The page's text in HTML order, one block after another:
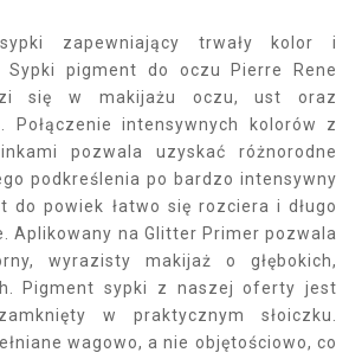
zapewniający trwały kolor i
Sypki pigment do oczu Pierre Rene
się w makijażu oczu, ust oraz
Połączenie intensywnych kolorów z
pozwala uzyskać różnorodne
podkreślenia po bardzo intensywny
do powiek łatwo się rozciera i długo
Aplikowany na Glitter Primer pozwala
wyrazisty makijaż o głębokich,
Pigment sypki z naszej oferty jest
w praktycznym słoiczku.
wagowo, a nie objętościowo, co